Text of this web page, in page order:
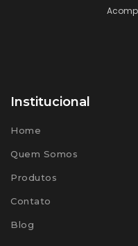
Institucional
Home
Quem Somos
Produtos
Contato
Blog